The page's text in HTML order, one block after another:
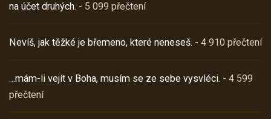
na účet druhých. - 5 099 přečtení
Nevíš, jak těžké je břemeno, které neneseš. - 4 910 přečtení
…mám-li vejít v Boha, musím se ze sebe vysvléci. - 4 599
přečtení